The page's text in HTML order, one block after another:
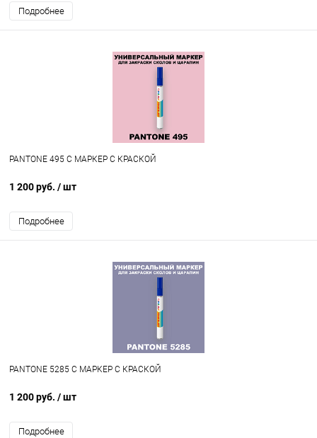
Подробнее
PANTONE 495 C МАРКЕР С КРАСКОЙ
1 200 руб. / шт
Подробнее
PANTONE 5285 C МАРКЕР С КРАСКОЙ
1 200 руб. / шт
Подробнее